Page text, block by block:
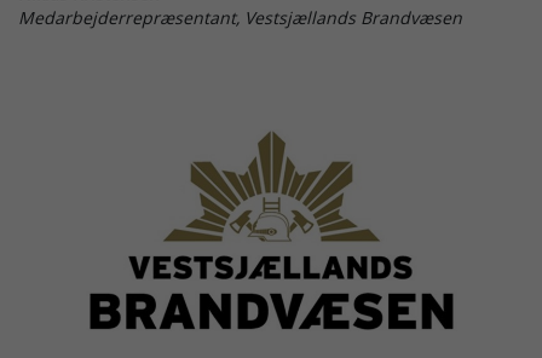
Medarbejderrepræsentant, Vestsjællands Brandvæsen